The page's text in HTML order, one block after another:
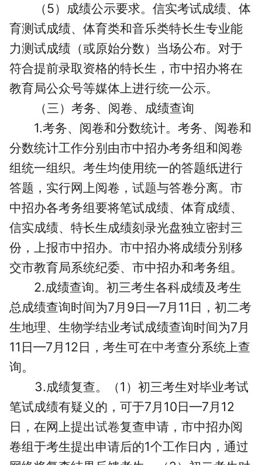
（5）成绩公示要求。信实考试成绩、体
育测试成绩、体育类和音乐类特长生专业能
力测试成绩（或原始分数）当场公布。对于
符合提前录取资格的特长生，市中招办将在
教育局公众号等媒体上进行统一公示。
（三）考务、阅卷、成绩查询
1.考务、阅卷和分数统计。考务、阅卷和
分数统计工作分别由市中招办考务组和阅卷
组统一组织。考生均使用统一的答题纸进行
答题，实行网上阅卷， 试题与答卷分离。市
中招办各考务组要将笔试成绩、体育成绩、
信实成绩、特长生成绩刻录光盘独立密封三
份，上报市中招办。市中招办将成绩分别移
交市教育局系统纪委、市中招办和考务组。
2.成绩查询。初三考生各科成绩及考生
总成绩查询时间为7月9日—7月11日，初二考
生地理、生物学结业考试成绩查询时间为7月
11日—7月12日，考生可在中考查分系统上查
询。
3.成绩复查。（1）初三考生对毕业考试
笔试成绩有疑义的，可于7月10日—7月12
日，在网上提出试卷复查申请，市中招办阅
卷组于考生提出申请后的1个工作日内，通过